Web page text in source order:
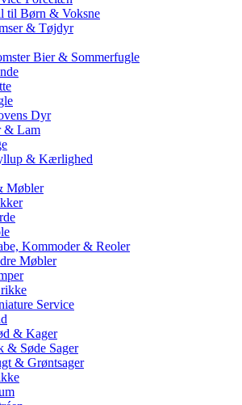
til Børn & Voksne
& Tøjdyr
Bier & Sommerfugle
Dyr
& Lam
& Kærlighed
Møbler
Kommoder & Reoler
Møbler
Service
& Kager
& Søde Sager
& Grøntsager